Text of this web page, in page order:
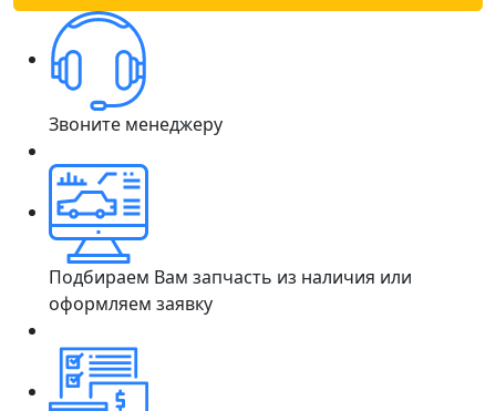
Звоните менеджеру
Подбираем Вам запчасть из наличия или
оформляем заявку